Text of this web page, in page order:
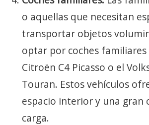
o aquellas que necesitan
transportar objetos
optar por coches familiares
Citroën C4 Picasso o el
Touran. Estos vehículos
espacio interior y una gran
carga.